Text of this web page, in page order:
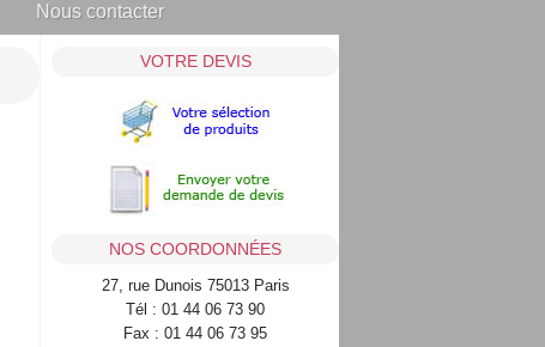
Nous contacter
VOTRE DEVIS
NOS COORDONNÉES
27, rue Dunois 75013 Paris
Tél : 01 44 06 73 90
Fax : 01 44 06 73 95